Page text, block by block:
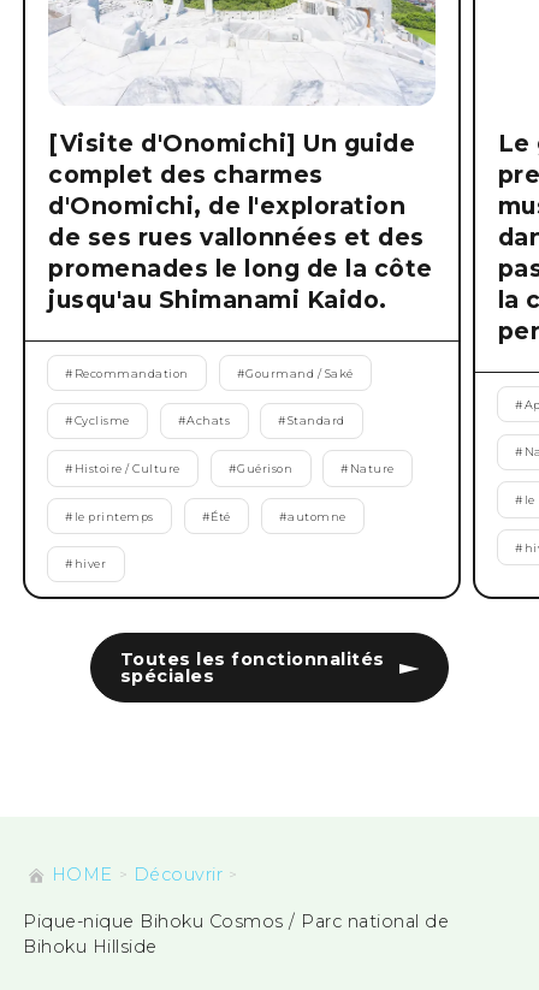
Toutes les fonctionnalités
spéciales
[Visite d'Onomichi] Un guide
complet des charmes
d'Onomichi, de l'exploration
de ses rues vallonnées et des
promenades le long de la côte
jusqu'au Shimanami Kaido.
# Recommandation #Gourmand / Saké
#Cyclisme #Achats #Standard
# Histoire / Culture #Guérison # Nature
# le printemps #Été #automne
# hiver
Le
la
#
#
# le
#
HOME Découvrir
Pique-nique Bihoku Cosmos / Parc national de
Bihoku Hillside